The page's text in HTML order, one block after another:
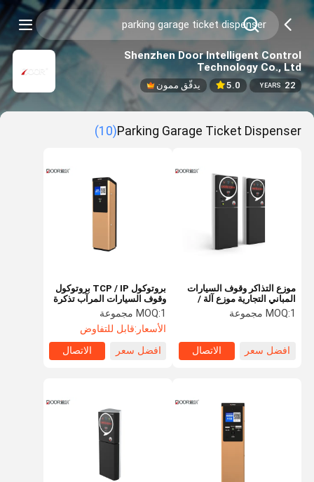
Shenzhen Door Intelligent Control
Technology Co., Ltd
22
YEARS
5.0 يدقّق ممون
Parking Garage Ticket Dispenser
(10)
بروتوكول TCP / IP بروتوكول
وقوف السيارات المرآب تذكرة
موزع سرعة الطباعة مع
50mm / S
MOQ:1 مجموعة
الأسعار:قابل للتفاوض
افضل سعر
الاتصال
موزع التذاكر وقوف السيارات
المباني التجارية موزع آلة /
بطاقة
MOQ:1 مجموعة
افضل سعر الاتصال